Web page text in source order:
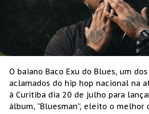
O baiano Baco Exu do Blues, um
aclamados do hip hop nacional na
à Curitiba dia 20 de julho para
álbum, “Bluesman”, eleito o melhor